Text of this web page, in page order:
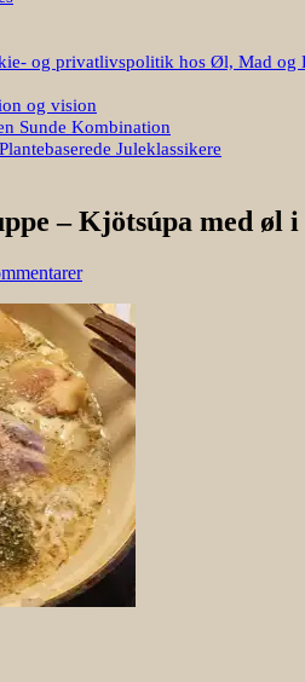
og privatlivspolitik hos Øl, Mad og
og vision
Sunde Kombination
Juleklassikere
– Kjötsúpa med øl